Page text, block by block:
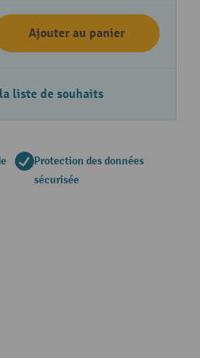
Ajouter au panier
liste de souhaits
Protection des données
sécurisée